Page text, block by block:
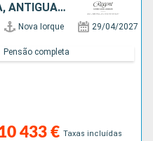
ESTADOS UNIDOS, CANADÁ, ANTÍGUA E BARBUDA, TENERIFE, LANZAROTE, MARROCOS, PORTUGAL, ESPANHA, FRANÇA, REINO UNIDO
Nova Iorque 29/04/2027
433 € Taxas incluídas
Pensão completa